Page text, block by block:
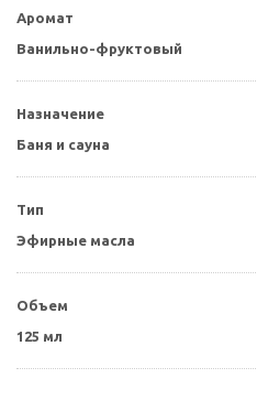
Аромат
Ванильно-фруктовый
Назначение
Баня и сауна
Тип
Эфирные масла
Объем
125 мл